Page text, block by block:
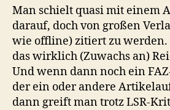
Man schielt quasi mit einem
darauf, doch von großen
wie offline) zitiert zu
das wirklich (Zuwachs an)
Und wenn dann noch ein
der ein oder andere
dann greift man trotz LSR-